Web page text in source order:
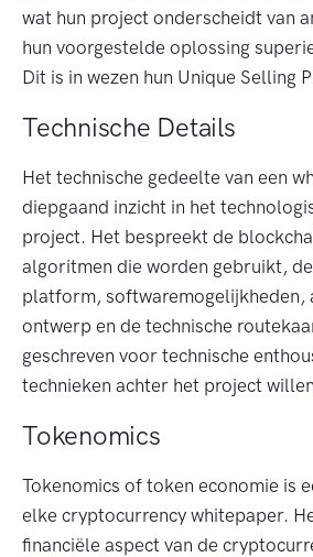
wat hun project onderscheidt van
hun voorgestelde oplossing
Dit is in wezen hun Unique Selling
Technische Details
Het technische gedeelte van een
diepgaand inzicht in het
project. Het bespreekt de
algoritmen die worden gebruikt,
platform, softwaremogelijkheden,
ontwerp en de technische
geschreven voor technische
technieken achter het project
Tokenomics
Tokenomics of token economie is
elke cryptocurrency whitepaper.
financiële aspect van de